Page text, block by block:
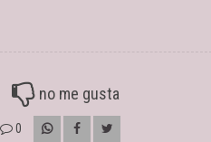
no me gusta
0